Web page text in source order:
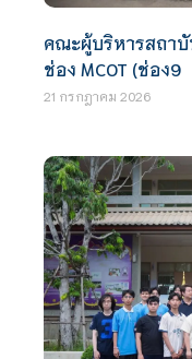
คณะผู้บริหารสถา
ช่อง MCOT (ช่อง9
21 กรกฎาคม 2026